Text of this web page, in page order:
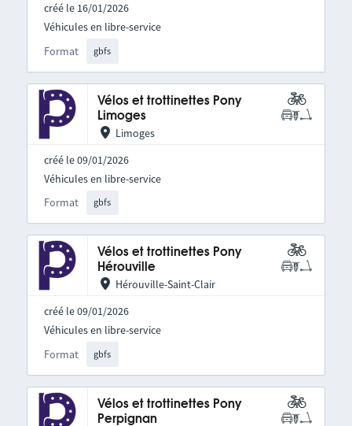
créé le 16/01/2026
Format gbfs
Véhicules en libre-service
Vélos et trottinettes Pony
Limoges
Limoges
créé le 09/01/2026
Format gbfs
Véhicules en libre-service
Vélos et trottinettes Pony
Hérouville
Hérouville-Saint-Clair
créé le 09/01/2026
Format gbfs
Véhicules en libre-service
Vélos et trottinettes Pony
Perpignan